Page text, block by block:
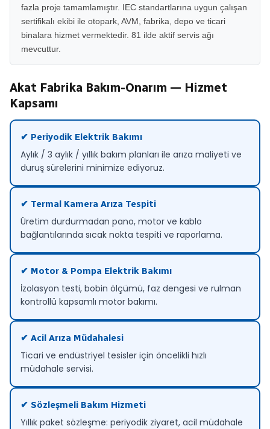
fazla proje tamamlamıştır. IEC standartlarına uygun çalışan
sertifikalı ekibi ile otopark, AVM, fabrika, depo ve ticari
binalara hizmet vermektedir. 81 ilde aktif servis ağı
mevcuttur.
Akat Fabrika Bakım-Onarım — Hizmet
Kapsamı
✔ Periyodik Elektrik Bakımı
Aylık / 3 aylık / yıllık bakım planları ile arıza maliyeti ve
duruş sürelerini minimize ediyoruz.
✔ Termal Kamera Arıza Tespiti
Üretim durdurmadan pano, motor ve kablo
bağlantılarında sıcak nokta tespiti ve raporlama.
✔ Motor & Pompa Elektrik Bakımı
İzolasyon testi, bobin ölçümü, faz dengesi ve rulman
kontrollü kapsamlı motor bakımı.
✔ Acil Arıza Müdahalesi
Ticari ve endüstriyel tesisler için öncelikli hızlı
müdahale servisi.
✔ Sözleşmeli Bakım Hizmeti
Yıllık paket sözleşme: periyodik ziyaret, acil müdahale